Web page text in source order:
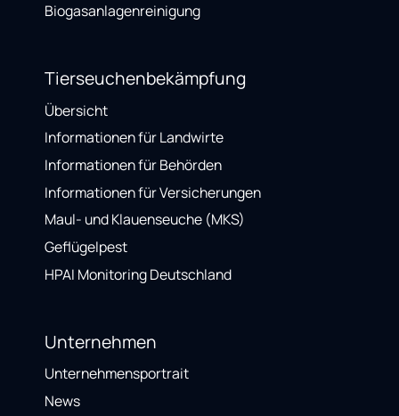
Biogasanlagenreinigung
Tierseuchenbekämpfung
Übersicht
Informationen für Landwirte
Informationen für Behörden
Informationen für Versicherungen
Maul- und Klauenseuche (MKS)
Geflügelpest
HPAI Monitoring Deutschland
Unternehmen
Unternehmensportrait
News